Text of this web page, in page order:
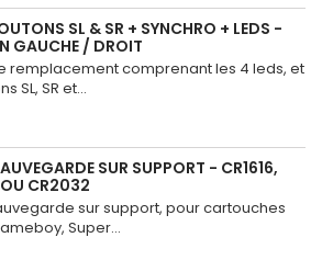
SL & SR + SYNCHRO + LEDS -
GAUCHE / DROIT
remplacement comprenant les 4 leds, et
SL, SR et...
SUR SUPPORT - CR1616,
CR2032
sur support, pour cartouches
Super...